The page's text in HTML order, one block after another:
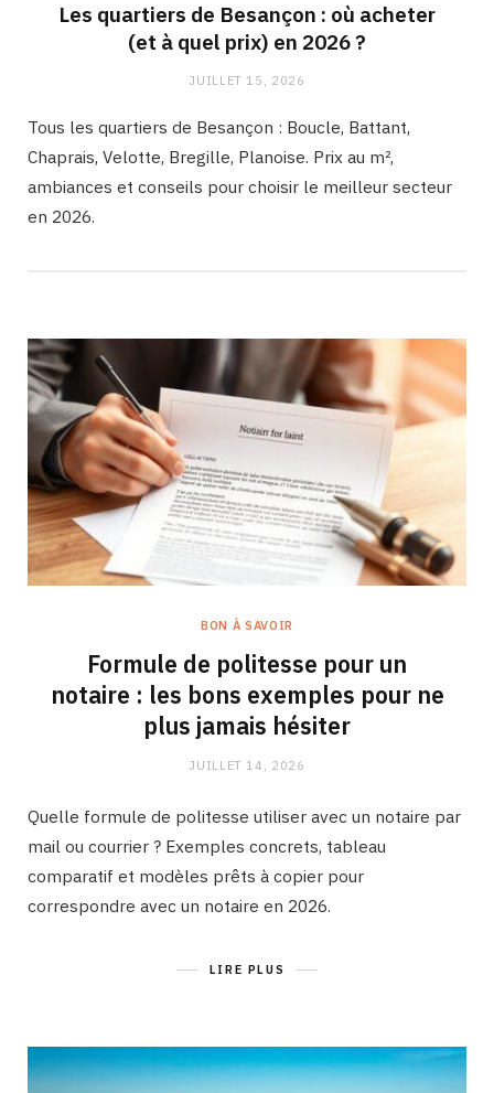
Les quartiers de Besançon : où acheter
(et à quel prix) en 2026 ?
JUILLET 15, 2026
Tous les quartiers de Besançon : Boucle, Battant,
Chaprais, Velotte, Bregille, Planoise. Prix au m²,
ambiances et conseils pour choisir le meilleur secteur
en 2026.
BON À SAVOIR
Formule de politesse pour un
notaire : les bons exemples pour ne
plus jamais hésiter
JUILLET 14, 2026
Quelle formule de politesse utiliser avec un notaire par
mail ou courrier ? Exemples concrets, tableau
comparatif et modèles prêts à copier pour
correspondre avec un notaire en 2026.
LIRE PLUS